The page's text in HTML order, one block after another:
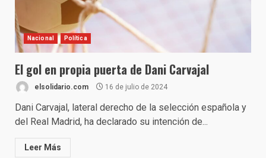
Nacional Política
El gol en propia puerta de Dani Carvajal
elsolidario.com 16 de julio de 2024
Dani Carvajal, lateral derecho de la selección española y
del Real Madrid, ha declarado su intención de...
Leer Más